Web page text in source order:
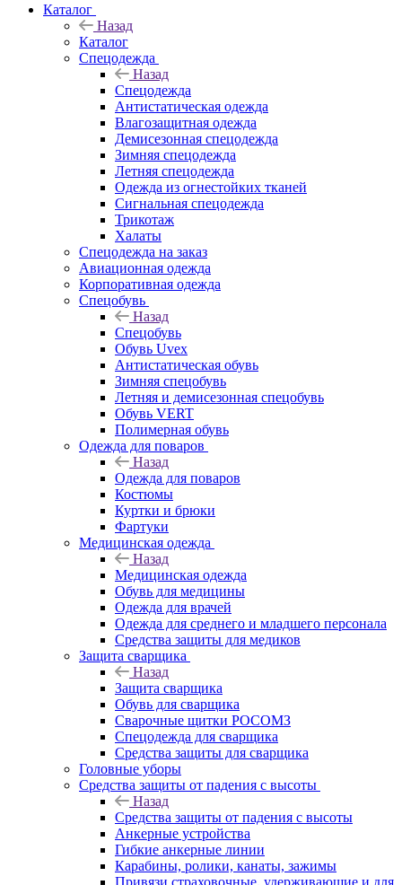
Каталог
Назад
Каталог
Спецодежда
Назад
Спецодежда
Антистатическая одежда
Влагозащитная одежда
Демисезонная спецодежда
Зимняя спецодежда
Летняя спецодежда
Одежда из огнестойких тканей
Сигнальная спецодежда
Трикотаж
Халаты
Спецодежда на заказ
Авиационная одежда
Корпоративная одежда
Спецобувь
Назад
Спецобувь
Обувь Uvex
Антистатическая обувь
Зимняя спецобувь
Летняя и демисезонная спецобувь
Обувь VERT
Полимерная обувь
Одежда для поваров
Назад
Одежда для поваров
Костюмы
Куртки и брюки
Фартуки
Медицинская одежда
Назад
Медицинская одежда
Обувь для медицины
Одежда для врачей
Одежда для среднего и младшего персонала
Средства защиты для медиков
Защита сварщика
Назад
Защита сварщика
Обувь для сварщика
Сварочные щитки РОСОМЗ
Спецодежда для сварщика
Средства защиты для сварщика
Головные уборы
Средства защиты от падения с высоты
Назад
Средства защиты от падения с высоты
Анкерные устройства
Гибкие анкерные линии
Карабины, ролики, канаты, зажимы
Привязи страховочные, удерживающие и для